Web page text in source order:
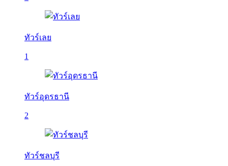
ทัวร์เลย
1
ทัวร์อุดรธานี
2
ทัวร์ชลบุรี